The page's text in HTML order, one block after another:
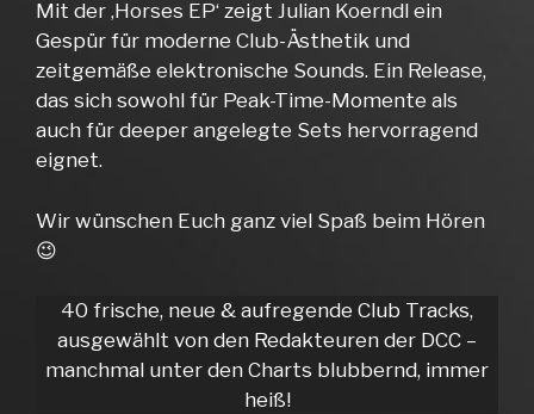
Mit der ‚Horses EP‘ zeigt Julian Koerndl ein
Gespür für moderne Club-Ästhetik und
zeitgemäße elektronische Sounds. Ein Release,
das sich sowohl für Peak-Time-Momente als
auch für deeper angelegte Sets hervorragend
eignet.
Wir wünschen Euch ganz viel Spaß beim Hören
😉
40 frische, neue & aufregende Club Tracks,
ausgewählt von den Redakteuren der DCC –
manchmal unter den Charts blubbernd, immer
heiß!